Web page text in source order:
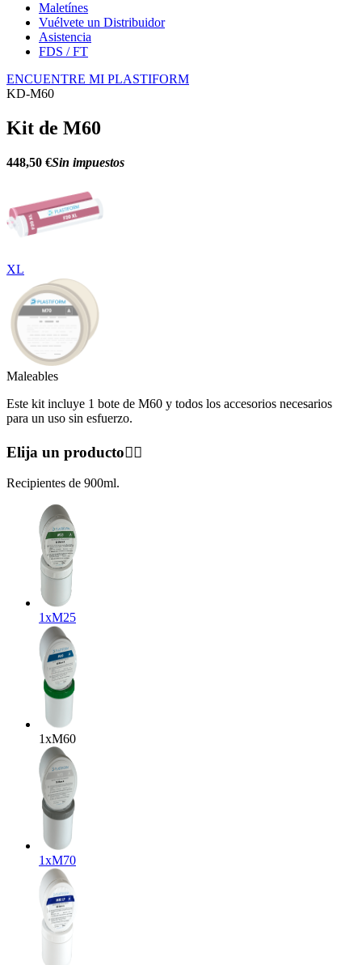
Maletínes
Vuélvete un Distribuidor
Asistencia
FDS / FT
ENCUENTRE MI PLASTIFORM
KD-M60
Kit de M60
448,50 €Sin impuestos
XL
Maleables
Este kit incluye 1 bote de M60 y todos los accesorios necesarios
para un uso sin esfuerzo.
Elija un producto👇🏻
Recipientes de 900ml.
1xM25
1xM60
1xM70